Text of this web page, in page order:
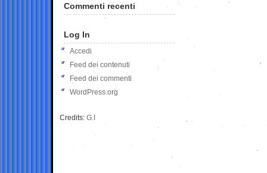
Commenti recenti
Log In
Accedi
Feed dei contenuti
Feed dei commenti
WordPress.org
Credits: G.I